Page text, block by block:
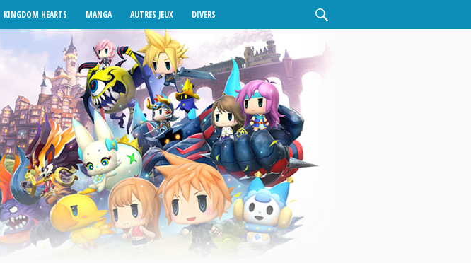
KINGDOM HEARTS MANGA AUTRES JEUX DIVERS